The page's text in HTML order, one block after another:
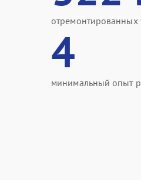
отремонтированных
4
минимальный опыт